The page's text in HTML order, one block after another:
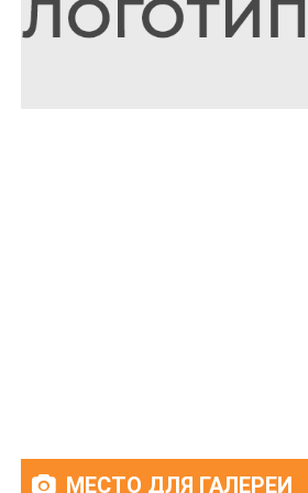
МЕСТО ДЛЯ ГАЛЕРЕИ